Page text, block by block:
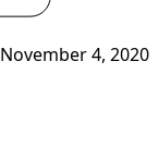
November 4, 2020